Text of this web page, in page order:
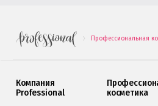
Профессиональная
Компания
Professional
косметика